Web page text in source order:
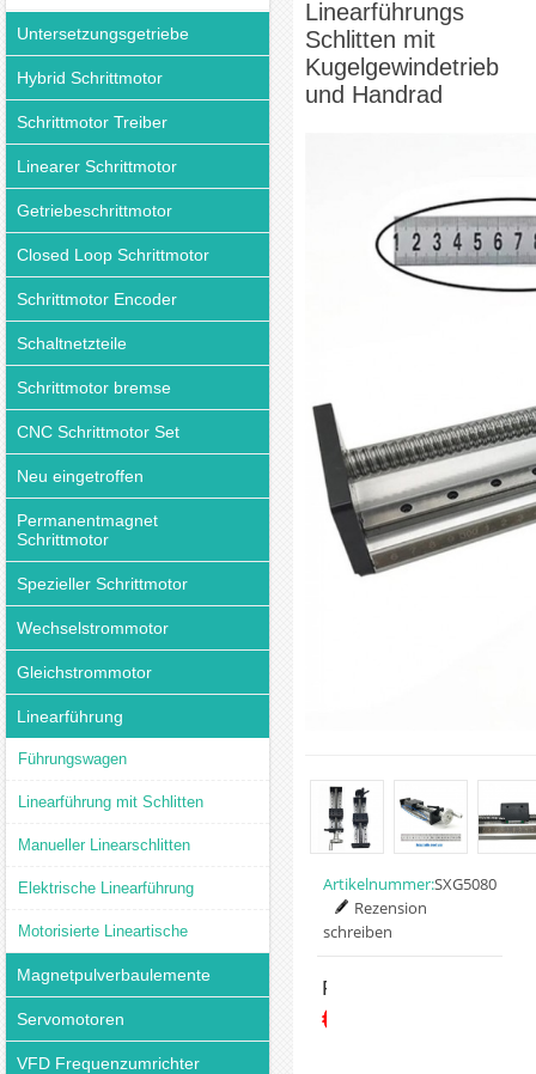
Untersetzungsgetriebe
Hybrid Schrittmotor
Schrittmotor Treiber
Linearer Schrittmotor
Getriebeschrittmotor
Closed Loop Schrittmotor
Schrittmotor Encoder
Schaltnetzteile
Schrittmotor bremse
CNC Schrittmotor Set
Neu eingetroffen
Permanentmagnet
Schrittmotor
Spezieller Schrittmotor
Wechselstrommotor
Gleichstrommotor
Linearführung
Führungswagen
Linearführung mit Schlitten
Manueller Linearschlitten
Elektrische Linearführung
Motorisierte Lineartische
Magnetpulverbaulemente
Servomotoren
VFD Frequenzumrichter
Linearführungs
Schlitten mit
Kugelgewindetrieb
und Handrad
Artikelnummer:SXG5080
Rezension
schreiben
Preis:
€86.89